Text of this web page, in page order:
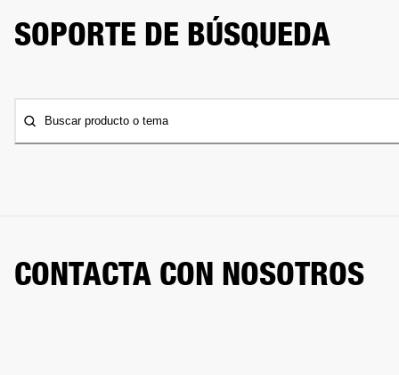
SOPORTE DE BÚSQUEDA
Buscar producto o tema
CONTACTA CON NOSOTROS